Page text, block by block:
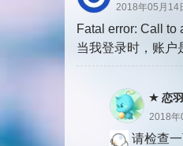
2018年05月14
Fatal error: Call to
当我登录时，账户
恋羽
2018年
请检查